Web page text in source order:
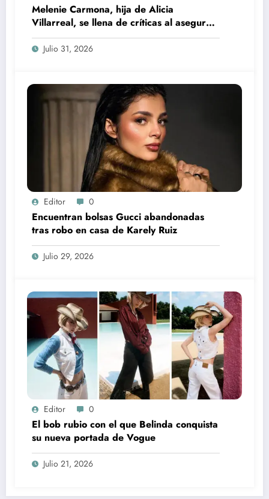
Melenie Carmona, hija de Alicia
Villarreal, se llena de críticas al asegurar
que no quiere trabajar
Julio 31, 2026
Editor 0
Encuentran bolsas Gucci abandonadas
tras robo en casa de Karely Ruiz
Julio 29, 2026
Editor 0
El bob rubio con el que Belinda conquista
su nueva portada de Vogue
Julio 21, 2026